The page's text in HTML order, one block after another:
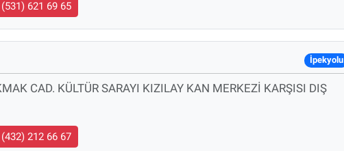
621 69 65
İpekyolu
CAD. KÜLTÜR SARAYI KIZILAY KAN MERKEZİ KARŞISI DIŞ
212 66 67